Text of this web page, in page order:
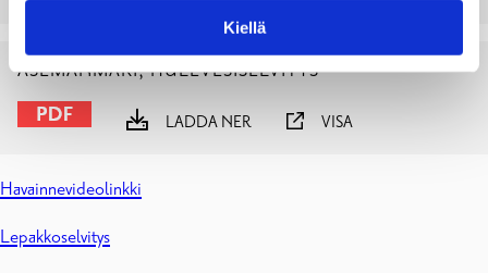
Kiellä
ASEMANMÄKI, HULEVESISELVITYS
LADDA NER VISA
Havainnevideolinkki
Lepakkoselvitys